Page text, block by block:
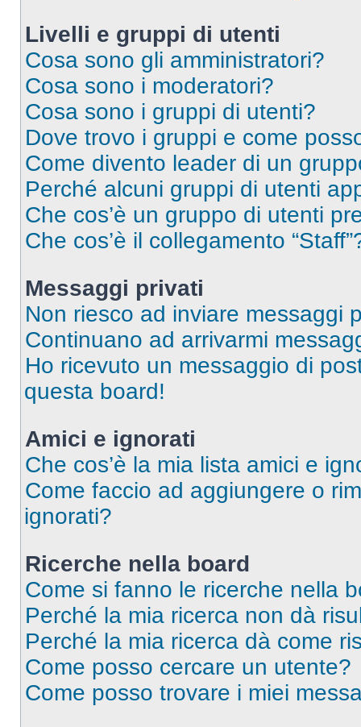
Livelli e gruppi di utenti
Cosa sono gli amministratori?
Cosa sono i moderatori?
Cosa sono i gruppi di utenti?
Dove trovo i gruppi e come
Come divento leader di un
Perché alcuni gruppi di utenti
Che cos’è un gruppo di utenti
Che cos’è il collegamento
Messaggi privati
Non riesco ad inviare messaggi
Continuano ad arrivarmi
Ho ricevuto un messaggio di
questa board!
Amici e ignorati
Che cos’è la mia lista amici e
Come faccio ad aggiungere o
ignorati?
Ricerche nella board
Come si fanno le ricerche nella
Perché la mia ricerca non dà
Perché la mia ricerca dà come
Come posso cercare un utente?
Come posso trovare i miei